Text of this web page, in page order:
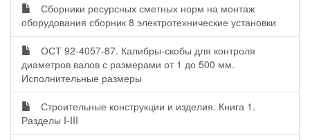
Сборники ресурсных сметных норм на монтаж
оборудования сборник 8 электротехнические установки
ОСТ 92-4057-87. Калибры-скобы для контроля
диаметров валов с размерами от 1 до 500 мм.
Исполнительные размеры
Строительные конструкции и изделия. Книга 1.
Разделы I-III